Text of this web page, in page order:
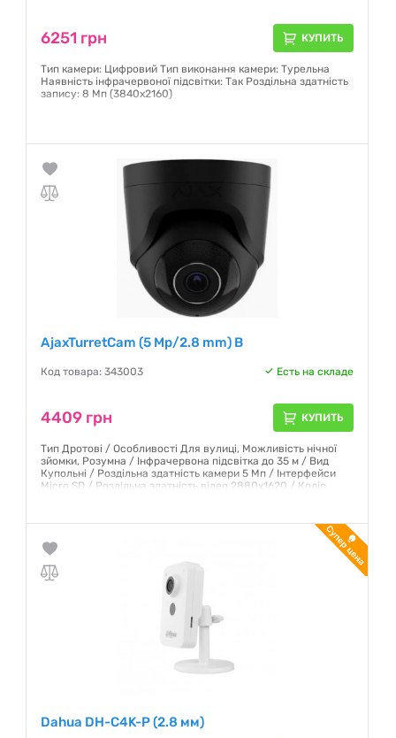
6251 грн КУПИТЬ
Тип камери: Цифровий Тип виконання камери: Турельна
Наявність інфрачервоної підсвітки: Так Роздільна здатність
запису: 8 Мп (3840х2160)
AjaxTurretCam (5 Mp/2.8 mm) B
Код товара: 343003 Есть на складе
4409 грн КУПИТЬ
Тип Дротові / Особливості Для вулиці, Можливість нічної
зйомки, Розумна / Інфрачервона підсвітка до 35 м / Вид
Купольні / Роздільна здатність камери 5 Мп / Інтерфейси
Micro SD / Роздільна здатність відео 2880x1620 / Колір
Гарантия:12 месяцев
Dahua DH-C4K-P (2.8 мм)